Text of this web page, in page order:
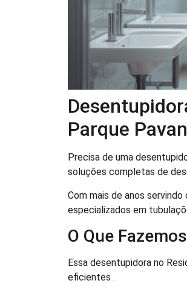
Parque Pavan
Precisa de uma
soluções completas de
Com mais de anos
especializados em
O Que
Essa desentupidora no
eficientes .